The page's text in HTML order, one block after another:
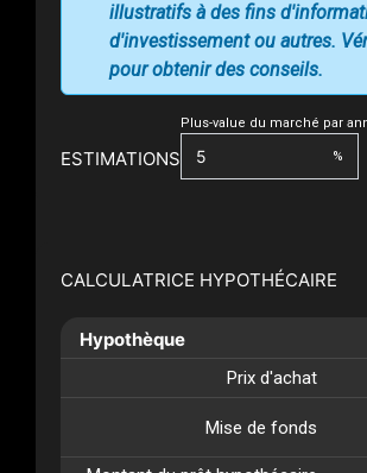
ESTIMATIONS
Plus-value du marché par
%
illustratifs à des fins
d'investissement ou autres.
pour obtenir des conseils.
CALCULATRICE HYPOTHÉCAIRE
Hypothèque
Prix d'achat
Mise de fonds